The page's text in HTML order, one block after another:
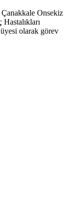
Onsekiz
olarak görev